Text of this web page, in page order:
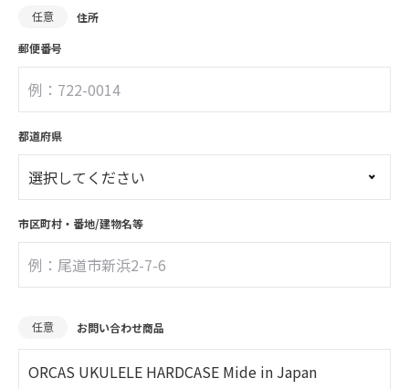
任意
住所
郵便番号
都道府県
市区町村・ 番地/建物名等
任意 お問い合わせ商品